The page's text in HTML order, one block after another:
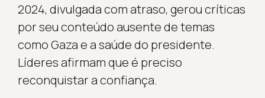
2024, divulgada com atraso, gerou críticas
por seu conteúdo ausente de temas
como Gaza e a saúde do presidente.
Líderes afirmam que é preciso
reconquistar a confiança.